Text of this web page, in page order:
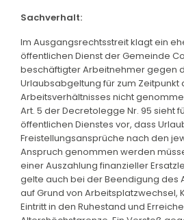
Sachverhalt:
Im Ausgangsrechtsstreit klagt ein
öffentlichen Dienst der Gemeinde
beschäftigter Arbeitnehmer gegen
Urlaubsabgeltung für zum Zeitpunkt
Arbeitsverhältnisses nicht
Art. 5 der Decretolegge Nr. 95 sieht
öffentlichen Dienstes vor, dass
Freistellungsansprüche nach den
Anspruch genommen werden
einer Auszahlung finanzieller
gelte auch bei der Beendigung des
auf Grund von Arbeitsplatzwechsel,
Eintritt in den Ruhestand und